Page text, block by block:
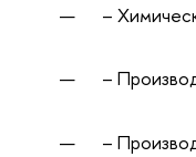
–
–
–